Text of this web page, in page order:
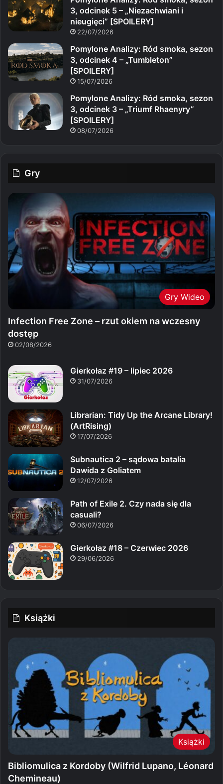
3, odcinek 5 – „Niezachwiani i
nieugięci” [SPOILERY]
22/07/2026
Pomylone Analizy: Ród smoka, sezon
3, odcinek 4 – „Tumbleton”
[SPOILERY]
15/07/2026
Pomylone Analizy: Ród smoka, sezon
3, odcinek 3 – „Triumf Rhaenyry”
[SPOILERY]
08/07/2026
Gry
Gry Wideo
Infection Free Zone – rzut okiem na wczesny
dostęp
02/08/2026
Gierkołaz #19 – lipiec 2026
31/07/2026
Librarian: Tidy Up the Arcane Library!
(ArtRising)
17/07/2026
Subnautica 2 – sądowa batalia
Dawida z Goliatem
12/07/2026
Path of Exile 2. Czy nada się dla
casuali?
06/07/2026
Gierkołaz #18 – Czerwiec 2026
29/06/2026
Książki
Książki
Bibliomulica z Kordoby (Wilfrid Lupano, Léonard
Chemineau)